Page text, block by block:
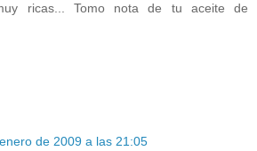
ricas... Tomo nota de tu aceite de
de 2009 a las 21:05